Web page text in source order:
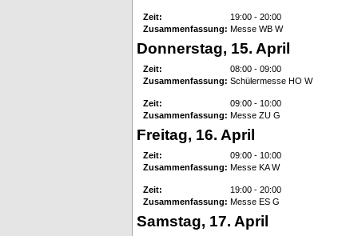
Zeit:
19:00 - 20:00
Zusammenfassung: Messe WB W
Donnerstag, 15. April
Zeit:
08:00 - 09:00
Zusammenfassung: Schülermesse HO W
Zeit:
09:00 - 10:00
Zusammenfassung: Messe ZU G
Freitag, 16. April
Zeit:
09:00 - 10:00
Zusammenfassung: Messe KA W
Zeit:
19:00 - 20:00
Zusammenfassung: Messe ES G
Samstag, 17. April